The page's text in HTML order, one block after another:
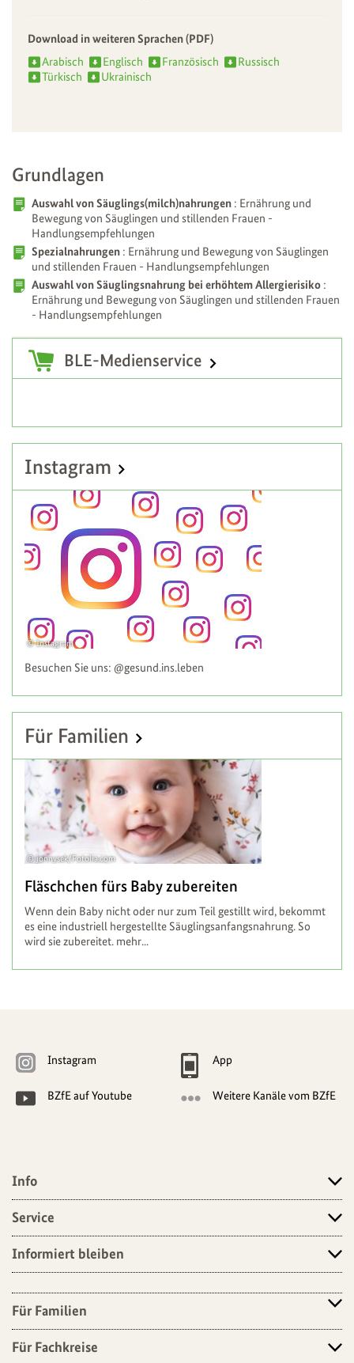
Download in weiteren Sprachen (PDF)
Arabisch
Englisch Französisch
Russisch
Türkisch
Ukrainisch
Grundlagen
Auswahl von Säuglings(milch)nahrungen
Bewegung von Säuglingen und stillenden Frauen -
Handlungsempfehlungen
Spezialnahrungen
und stillenden Frauen - Handlungsempfehlungen
Auswahl von Säuglingsnahrung bei erhöhtem Allergierisiko
Ernährung und Bewegung von Säuglingen und stillenden Frauen
- Handlungsempfehlungen
Zusatzinformationen
BLE-Medienservice
Instagram
Instagram
Besuchen Sie uns: @gesund.ins.leben
Für Familien
jonnysek/Fotolia.com
Fläschchen fürs Baby zubereiten
Wenn dein Baby nicht oder nur zum Teil gestillt wird, bekommt
es eine industriell hergestellte Säuglingsanfangsnahrung. So
wird sie zubereitet. mehr...
Navigationsmöglichkeiten
Instagram App
BZfE auf Youtube Weitere Kanäle vom BZfE
Angebote
Info
Service
Informiert bleiben
Für Familien
Für Fachkreise